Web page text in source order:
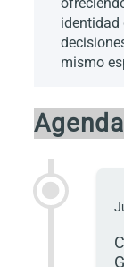
identidad
mismo